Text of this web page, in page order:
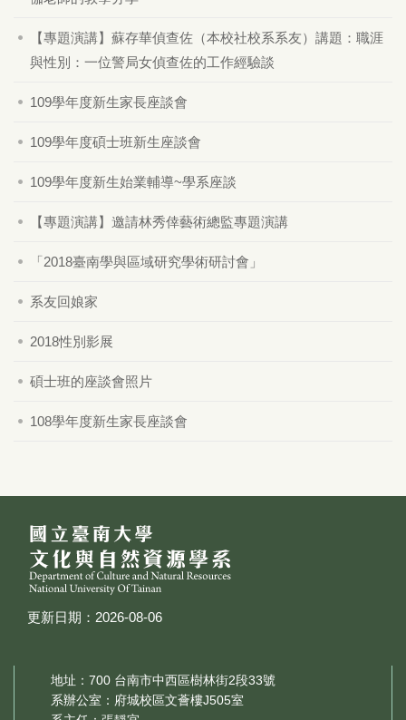
【專題演講】蘇存華偵查佐（本校社校系系友）講題：職涯
與性別：一位警局女偵查佐的工作經驗談
109學年度新生家長座談會
109學年度碩士班新生座談會
109學年度新生始業輔導~學系座談
【專題演講】邀請林秀倖藝術總監專題演講
「2018臺南學與區域研究學術研討會」
系友回娘家
2018性別影展
碩士班的座談會照片
108學年度新生家長座談會
更新日期：2026-08-06
地址：700 台南市中西區樹林街2段33號
系辦公室：府城校區文薈樓J505室